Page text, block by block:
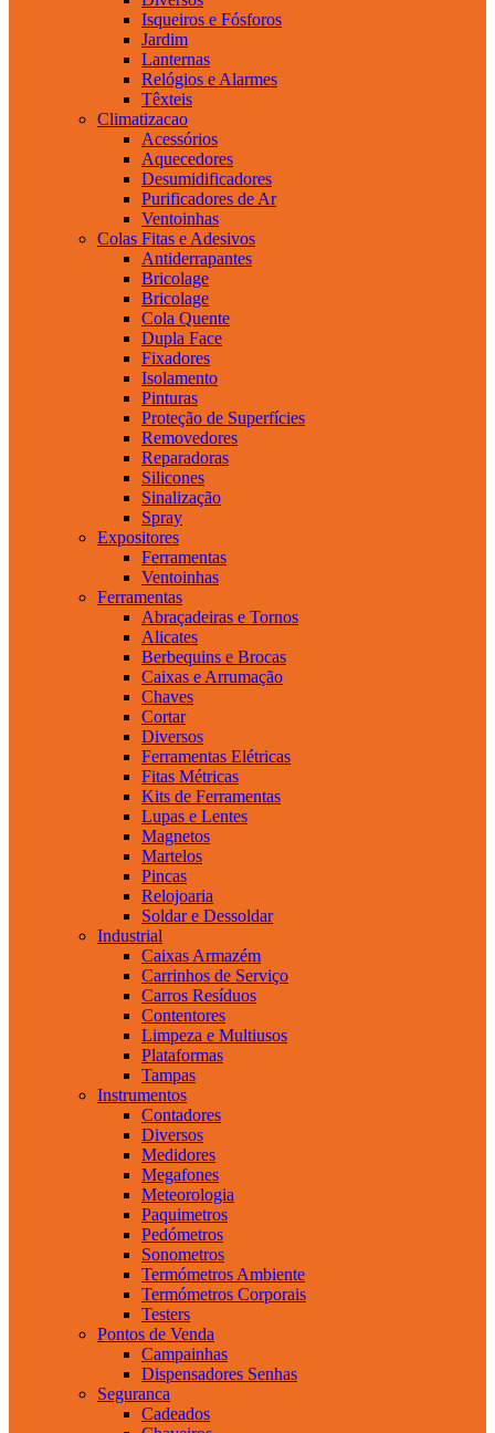
Isqueiros e Fósforos
Jardim
Lanternas
Relógios e Alarmes
Têxteis
Climatizacao
Acessórios
Aquecedores
Desumidificadores
Purificadores de Ar
Ventoinhas
Colas Fitas e Adesivos
Antiderrapantes
Bricolage
Bricolage
Cola Quente
Dupla Face
Fixadores
Isolamento
Pinturas
Proteção de Superfícies
Removedores
Reparadoras
Silicones
Sinalização
Spray
Expositores
Ferramentas
Ventoinhas
Ferramentas
Abraçadeiras e Tornos
Alicates
Berbequins e Brocas
Caixas e Arrumação
Chaves
Cortar
Diversos
Ferramentas Elétricas
Fitas Métricas
Kits de Ferramentas
Lupas e Lentes
Magnetos
Martelos
Pincas
Relojoaria
Soldar e Dessoldar
Industrial
Caixas Armazém
Carrinhos de Serviço
Carros Resíduos
Contentores
Limpeza e Multiusos
Plataformas
Tampas
Instrumentos
Contadores
Diversos
Medidores
Megafones
Meteorologia
Paquimetros
Pedómetros
Sonometros
Termómetros Ambiente
Termómetros Corporais
Testers
Pontos de Venda
Campainhas
Dispensadores Senhas
Seguranca
Cadeados